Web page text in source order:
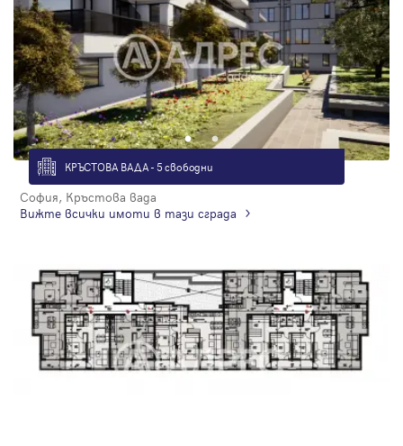
КРЪСТОВА ВАДА - 5 свободни
София, Кръстова вада
Вижте всички имоти в тази сграда